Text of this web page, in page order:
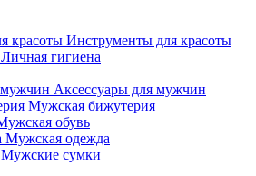
Инструменты для красоты
Личная гигиена
Аксессуары для мужчин
Мужская бижутерия
обувь
Мужская одежда
Мужские сумки